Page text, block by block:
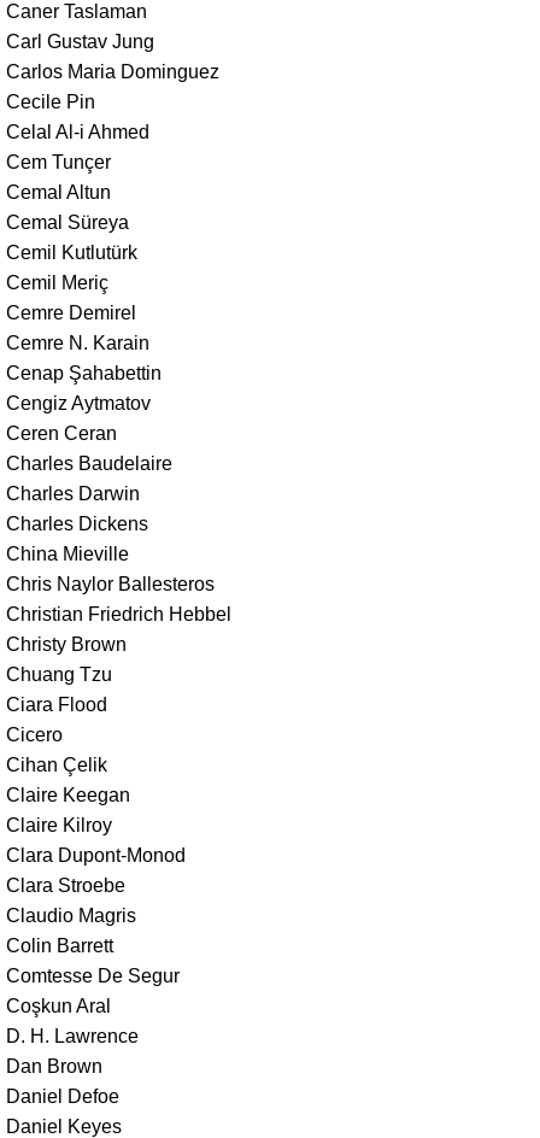
Caner Taslaman
Carl Gustav Jung
Carlos Maria Dominguez
Cecile Pin
Celal Al-i Ahmed
Cem Tunçer
Cemal Altun
Cemal Süreya
Cemil Kutlutürk
Cemil Meriç
Cemre Demirel
Cemre N. Karain
Cenap Şahabettin
Cengiz Aytmatov
Ceren Ceran
Charles Baudelaire
Charles Darwin
Charles Dickens
China Mieville
Chris Naylor Ballesteros
Christian Friedrich Hebbel
Christy Brown
Chuang Tzu
Ciara Flood
Cicero
Cihan Çelik
Claire Keegan
Claire Kilroy
Clara Dupont-Monod
Clara Stroebe
Claudio Magris
Colin Barrett
Comtesse De Segur
Coşkun Aral
D. H. Lawrence
Dan Brown
Daniel Defoe
Daniel Keyes